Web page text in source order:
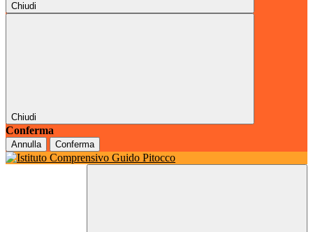
Chiudi
Chiudi
Conferma
Annulla Conferma